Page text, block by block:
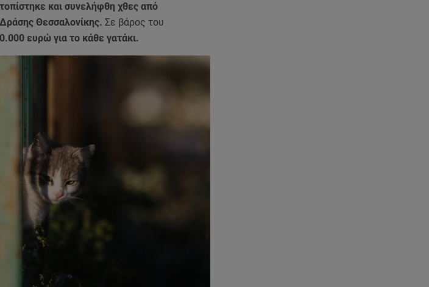
και συνελήφθη χθες από
Θεσσαλονίκης. Σε βάρος του
ευρώ για το κάθε γατάκι.